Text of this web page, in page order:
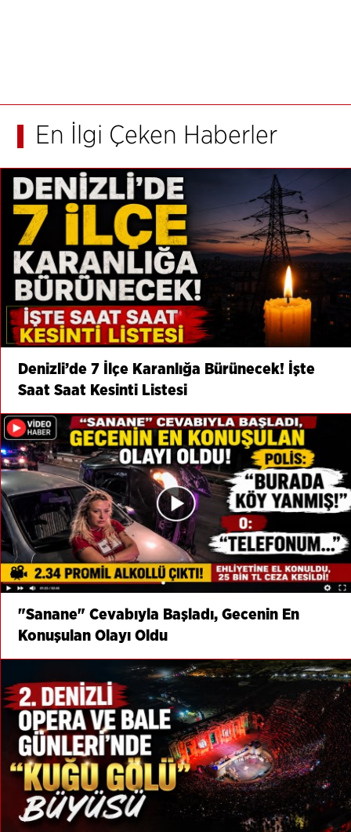
En İlgi Çeken Haberler
Denizli’de 7 İlçe Karanlığa Bürünecek! İşte
Saat Saat Kesinti Listesi
"Sanane" Cevabıyla Başladı, Gecenin En
Konuşulan Olayı Oldu